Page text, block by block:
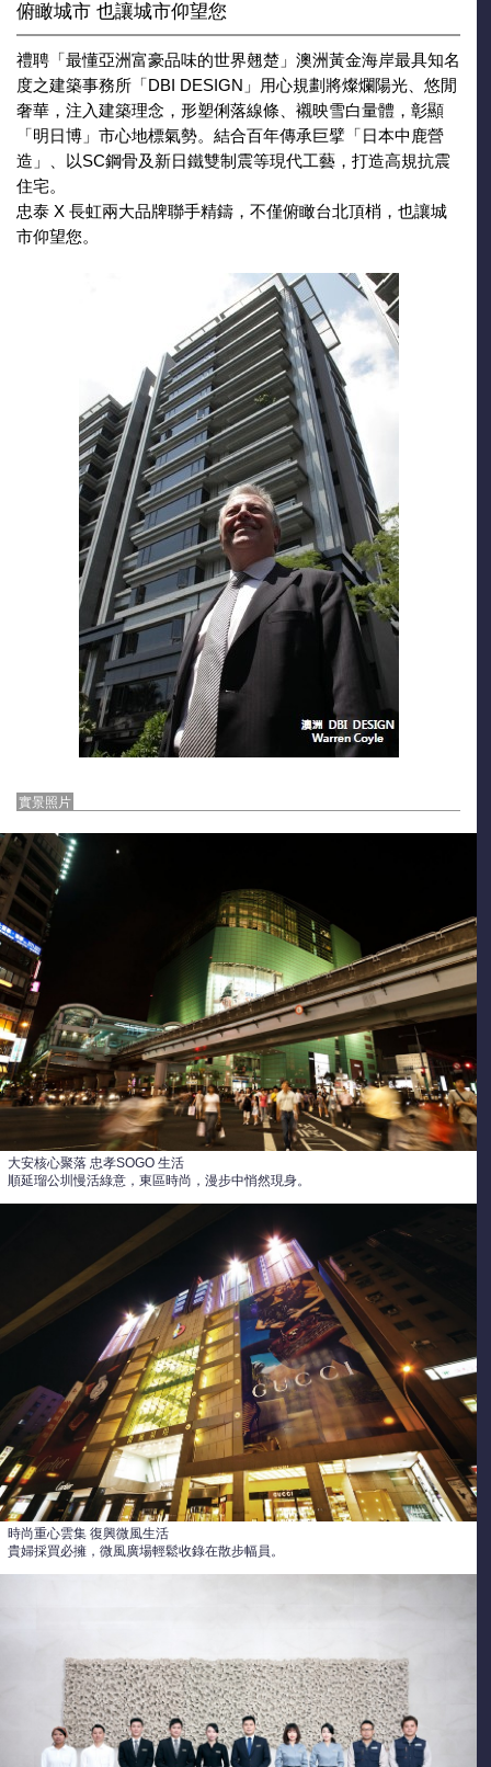
俯瞰城市 也讓城市仰望您
禮聘「最懂亞洲富豪品味的世界翹楚」澳洲黃金海岸最具知名
度之建築事務所「DBI DESIGN」用心規劃將燦爛陽光、悠閒
奢華，注入建築理念，形塑俐落線條、襯映雪白量體，彰顯
「明日博」市心地標氣勢。結合百年傳承巨擘「日本中鹿營
造」、以SC鋼骨及新日鐵雙制震等現代工藝，打造高規抗震
住宅。
忠泰 X 長虹兩大品牌聯手精鑄，不僅俯瞰台北頂梢，也讓城
市仰望您。
實景照片
大安核心聚落 忠孝SOGO 生活
順延瑠公圳慢活綠意，東區時尚，漫步中悄然現身。
時尚重心雲集 復興微風生活
貴婦採買必擁，微風廣場輕鬆收錄在散步幅員。